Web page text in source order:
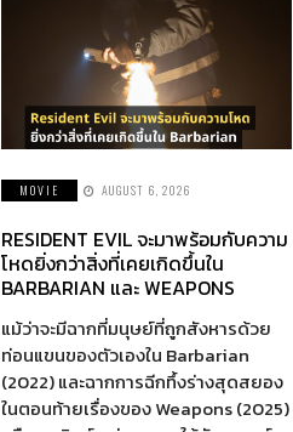
MOVIE AUGUST 6, 2026
RESIDENT EVIL จะมาพร้อมกับความ
โหดยิ่งกว่าสิ่งที่เคยเกิดขึ้นใน
BARBARIAN และ WEAPONS
แม้ว่าจะมีฉากที่มนุษย์ที่ถูกสังหารด้วย
ท่อนแขนของตัวเองใน Barbarian
(2022) และฉากการฉีกทึ้งร่างสุดสยอง
ในตอนท้ายเรื่องของ Weapons (2025)